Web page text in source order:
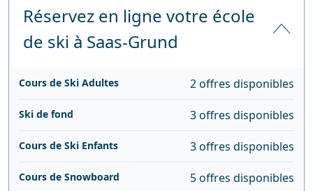
Réservez en ligne votre école
de ski à Saas-Grund
Cours de Ski Adultes 2 offres disponibles
Ski de fond 3 offres disponibles
Cours de Ski Enfants 3 offres disponibles
Cours de Snowboard 5 offres disponibles